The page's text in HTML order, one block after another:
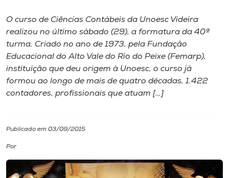
Portal de Ensino
A
Internacionalização
O curso de Ciências Contábeis da Unoesc Videira
realizou no último sábado (29), a formatura da 40ª
turma. Criado no ano de 1973, pela Fundação
Educacional do Alto Vale do Rio do Peixe (Femarp),
instituição que deu origem à Unoesc, o curso já
formou ao longo de mais de quatro décadas, 1.422
contadores, profissionais que atuam […]
Publicado em 03/09/2015
Por